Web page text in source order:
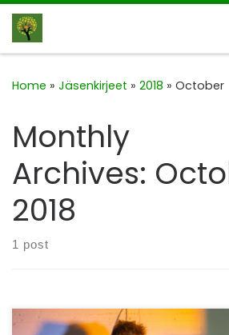
Skip to content
Home » Jäsenkirjeet » 2018 » October
Monthly
Archives:
2018
1 post